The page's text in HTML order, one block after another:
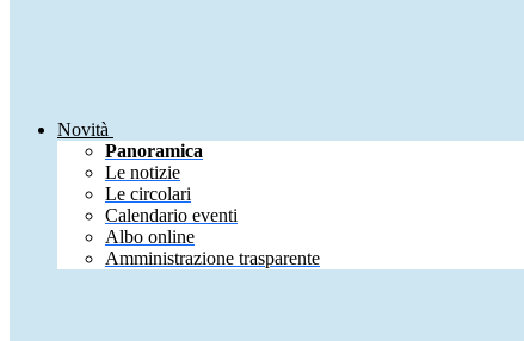
Novità
Panoramica
Le notizie
Le circolari
Calendario eventi
Albo online
Amministrazione trasparente